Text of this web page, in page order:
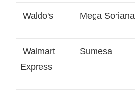
Waldo's Mega Soriana
Walmart
Express
Sumesa